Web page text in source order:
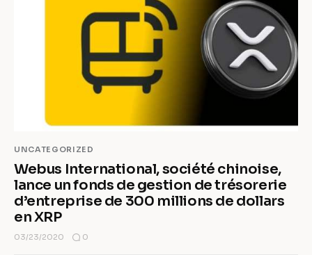
UNCATEGORIZED
Webus International, société chinoise,
lance un fonds de gestion de trésorerie
d’entreprise de 300 millions de dollars
en XRP
03/23/2020 0